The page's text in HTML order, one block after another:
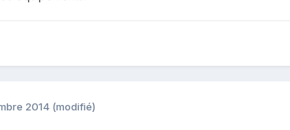
2014 (modifié)